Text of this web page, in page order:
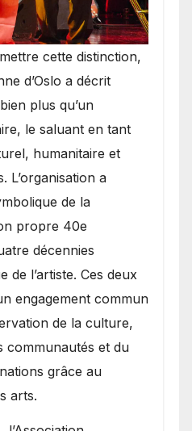
cette distinction,
d’Oslo a décrit
plus qu’un
le saluant en tant
humanitaire et
L’organisation a
de la
propre 40e
décennies
de l’artiste. Ces deux
engagement commun
de la culture,
communautés et du
grâce au
arts.